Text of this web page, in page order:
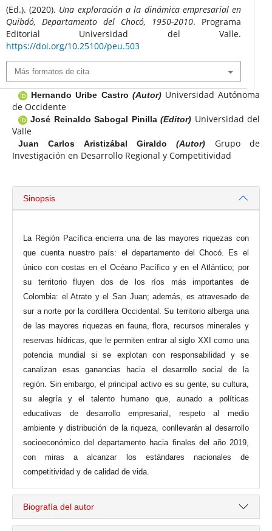
(Ed.). (2020). Una exploración a la dinámica empresarial en
Quibdó, Departamento del Chocó, 1950-2010. Programa
Editorial Universidad del Valle.
https://doi.org/10.25100/peu.503
Más formatos de cita
Hernando Uribe Castro (Autor) Universidad Autónoma
de Occidente
José Reinaldo Sabogal Pinilla(Editor) Universidad del
Valle
Juan Carlos Aristizábal Giraldo(Autor)
Grupo de
Investigación en Desarrollo Regional y Competitividad
Sinopsis
La Región Pacífica encierra una de las mayores riquezas con
que cuenta nuestro país: el departamento del Chocó. Es el
único con costas en el Océano Pacífico y en el Atlántico; por
su territorio fluyen dos de los ríos más importantes de
Colombia: el Atrato y el San Juan; además, es atravesado de
sur a norte por la cordillera Occidental. Su territorio alberga una
de las mayores riquezas en fauna, flora, recursos minerales y
reservas hídricas, que le permiten entrar al siglo XXI como una
potencia mundial si se explotan con responsabilidad y se
canalizan esas ganancias hacia el desarrollo social de la
región. Sin embargo, el principal activo es su gente, su cultura,
su alegría y el talento humano que, aunado a políticas
educativas de desarrollo empresarial, respeto al medio
ambiente y distribución de la riqueza, conllevarán al desarrollo
socioeconómico del departamento hacia finales del año 2019,
con miras a alcanzar los estándares nacionales de
competitividad y de calidad de vida.
Biografía del autor